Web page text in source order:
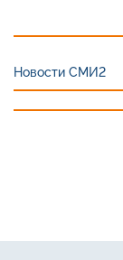
Новости СМИ2